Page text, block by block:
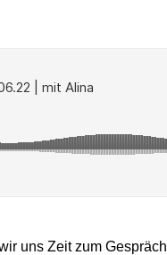
uns Zeit zum Gespräch